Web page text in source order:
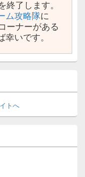
終了します。
ム攻略隊に
ーナーがある
いです。